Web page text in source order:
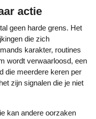
actie
die zich
karakter, routines
wordt verwaarloosd, een
die meerdere keren per
zijn signalen die je niet